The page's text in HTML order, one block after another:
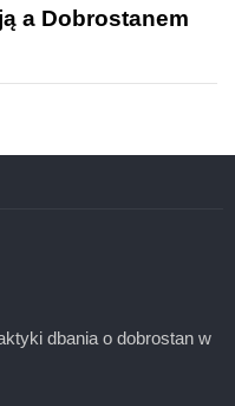
a Dobrostanem
dbania o dobrostan w